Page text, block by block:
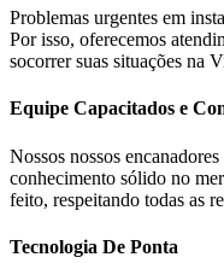
Problemas urgentes em
Por isso, oferecemos
socorrer suas situações na
Equipe Capacitados e
Nossos nossos
conhecimento sólido no
feito, respeitando todas as
Tecnologia De Ponta